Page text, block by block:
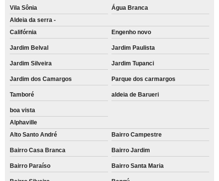
Vila Sônia
Água Branca
Aldeia da serra -
Califórnia
Engenho novo
Jardim Belval Jardim Paulista
Jardim Silveira Jardim Tupanci
Jardim dos Camargos Parque dos carmargos
Tamboré aldeia de Barueri
boa vista
Alphaville
Alto Santo André
Bairro Campestre
Bairro Casa Branca Bairro Jardim
Bairro Paraíso Bairro Santa Maria